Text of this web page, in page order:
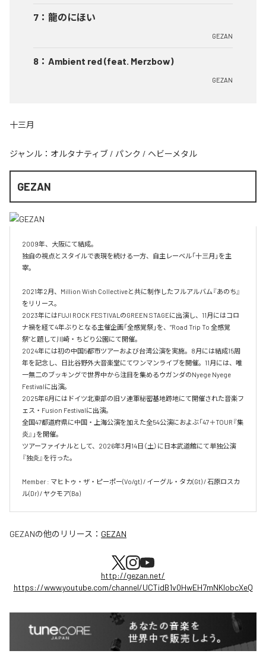
7 ： 龍のにほい
GEZAN
8 ： Ambient red (feat. Merzbow)
GEZAN
十三月
ジャンル： オルタナティブ / パンク / ヘビーメタル
GEZAN
2009年、大阪にて結成。
独自の視点とスタイルで表現を続ける一方、自主レーベル「十三月」を主
宰。
2021年2月、Million Wish Collectiveと共に制作したフルアルバム『あのち』
をリリース。
2023年にはFUJI ROCK FESTIVALのGREEN STAGEに出演し、11月にはコロ
ナ禍を経て4年ぶりとなる主催企画「全感覚祭」を、“Road Trip To 全感覚
祭”と題して川崎・ちどり公園にて開催。
2024年には初の中国5都市ツアーおよび台湾公演を実施。8月には結成15周
年を記念し、日比谷野外大音楽堂にてワンマンライブを開催。11月には、唯
一無二のブッキングで世界中から注目を集めるウガンダのNyege Nyege
Festivalに出演。
2025年6月にはドイツ北東部の旧ソ連軍秘密基地跡地にて開催された音楽フ
ェス・Fusion Festivalに出演。
全国47都道府県に中国・上海公演を加えた全54公演におよぶ「47＋TOUR『集
炎』」を開催。
ツアーファイナルとして、2026年3月14日（土）に日本武道館にて単独公演
『独炎』を行った。
Member : マヒトゥ・ザ・ピーポー(Vo/gt) / イーグル・タカ(Gt) / 石原ロスカ
ル(Dr) / ヤクモア(Ba)
GEZANの他のリリース： GEZAN
http://gezan.net/
https://www.youtube.com/channel/UCTidB1v0HwEH7mNKlobcXeQ